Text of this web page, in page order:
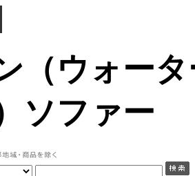
（ウォー
ソファー